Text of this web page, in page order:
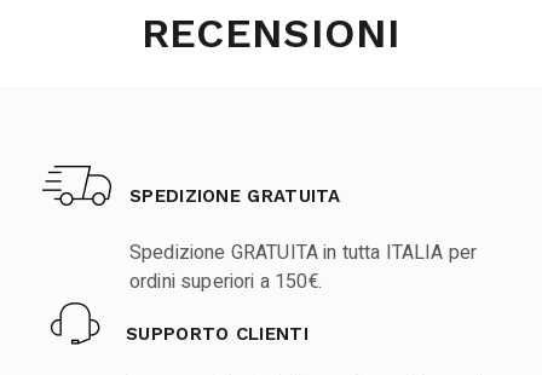
RECENSIONI
SPEDIZIONE GRATUITA
Spedizione GRATUITA in tutta ITALIA per
ordini superiori a 150€.
SUPPORTO CLIENTI